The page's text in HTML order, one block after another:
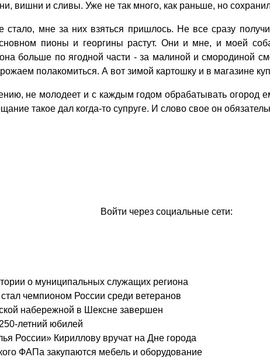
вишни и сливы. Уже не так много, как раньше, но
мне за них взяться пришлось. Не все сразу
пионы и георгины растут. Они и мне, и моей
больше по ягодной части - за малиной и смородиной
полакомиться. А вот зимой картошку и в магазине
не молодеет и с каждым годом обрабатывать огород
такое дал когда-то супруге. И слово свое он
Войти через социальные сети:
о муниципальных служащих региона
чемпионом России среди ветеранов
набережной в Шексне завершен
летний юбилей
России» Кириллову вручат на Дне города
ФАПа закупаются мебель и оборудование